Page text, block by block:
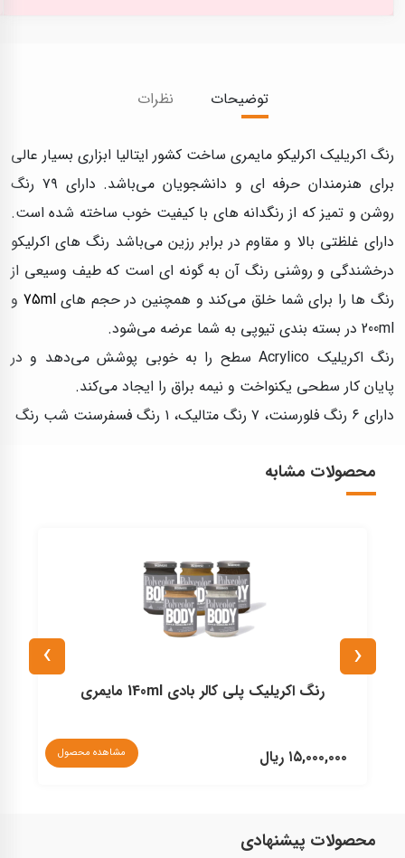
توضیحات نظرات
رنگ اكريليک اكرليكو مایمری ساخت کشور ایتالیا ابزاری بسیار عالی
برای هنرمندان حرفه ای و دانشجویان می‌باشد. دارای ۷۹ رنگ
روشن و تمیز که از رنگدانه های با کیفیت خوب ساخته شده است.
دارای غلظتی بالا و مقاوم در برابر رزین می‌باشد رنگ های اکرلیکو
درخشندگی و روشنی رنگ آن به گونه ای است که طیف وسیعی از
رنگ ها را برای شما خلق می‌کند و همچنین در حجم های75ml و
200ml در بسته بندی تیوپی به شما عرضه می‌شود.
رنگ اکریلیک Acrylico سطح را به خوبی پوشش می‌دهد و در
پایان کار سطحی یکنواخت و نیمه براق را ایجاد می‌کند.
دارای ۶ رنگ فلورسنت، ۷ رنگ متالیک، ۱ رنگ فسفرسنت شب رنگ
محصولات مشابه
رنگ اكريليک پلی كالر بادی 140ml مايمری
۱۵,۰۰۰,۰۰۰ ریال مشاهده محصول
‹
›
محصولات پیشنهادی